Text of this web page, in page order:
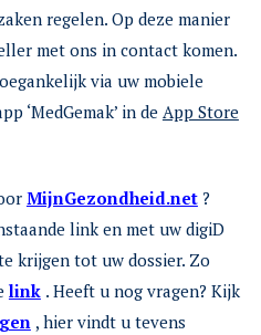
regelen. Op deze manier
met ons in contact komen.
via uw mobiele
‘MedGemak’ in de App Store
MijnGezondheid.net ?
link en met uw digiD
krijgen tot uw dossier. Zo
link . Heeft u nog vragen? Kijk
, hier vindt u tevens